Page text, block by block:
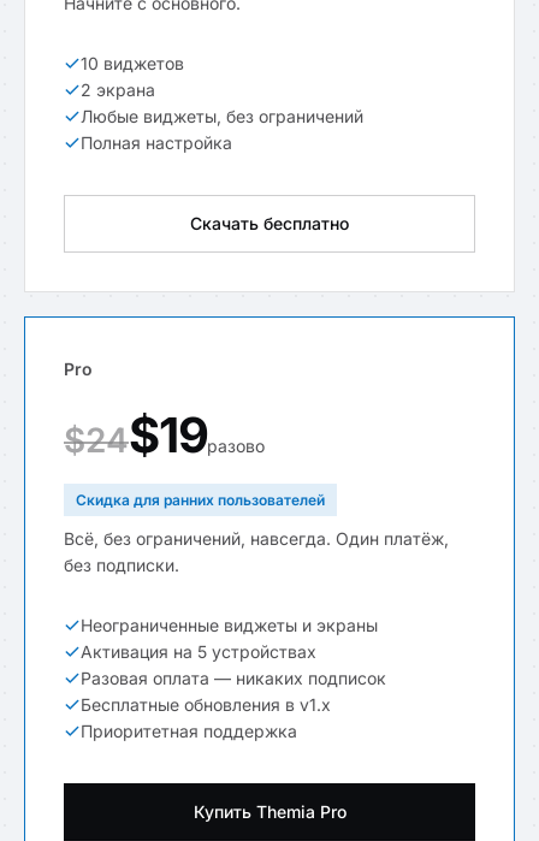
10 виджетов
2 экрана
Любые виджеты, без ограничений
Полная настройка
Скачать бесплатно
Pro
$24$19разово
Скидка для ранних пользователей
Всё, без ограничений, навсегда. Один платёж,
без подписки.
Неограниченные виджеты и экраны
Активация на 5 устройствах
Разовая оплата — никаких подписок
Бесплатные обновления в v1.x
Приоритетная поддержка
Купить Themia Pro